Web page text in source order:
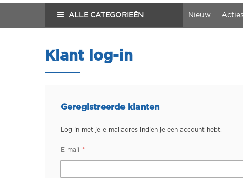
ALLE CATEGORIEËN Nieuw Acties
Klant log-in
Geregistreerde klanten
Log in met je e-mailadres indien je een account hebt.
E-mail